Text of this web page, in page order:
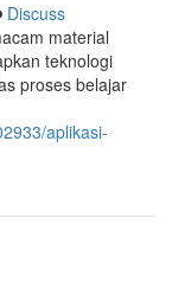
Discuss
material
teknologi
proses belajar
aplikasi-